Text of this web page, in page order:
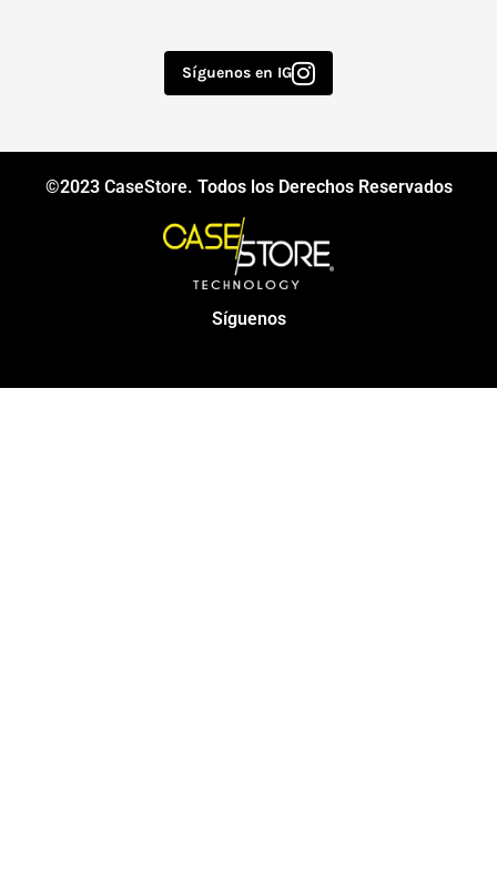
Síguenos en IG
©2023 CaseStore. Todos los Derechos Reservados
Síguenos